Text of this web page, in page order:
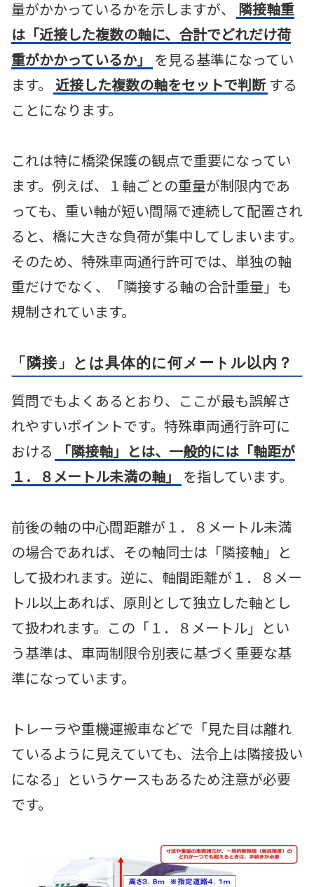
量がかかっているかを示しますが、
隣接軸重
は「近接した複数の軸に、合計でどれだけ荷
重がかかっているか」
を見る基準になってい
ます。
近接した複数の軸をセットで判断 する
ことになります。
これは特に橋梁保護の観点で重要になってい
ます。例えば、１軸ごとの重量が制限内であ
っても、重い軸が短い間隔で連続して配置され
ると、橋に大きな負荷が集中してしまいます。
そのため、特殊車両通行許可では、単独の軸
重だけでなく、「隣接する軸の合計重量」も
規制されています。
「隣接」とは具体的に何メートル以内？
質問でもよくあるとおり、ここが最も誤解さ
れやすいポイントです。特殊車両通行許可に
おける
「隣接軸」とは、一般的には「軸距が
１．８メートル未満の軸」
を指しています。
前後の軸の中心間距離が１．８メートル未満
の場合であれば、その軸同士は「隣接軸」と
して扱われます。逆に、軸間距離が１．８メー
トル以上あれば、原則として独立した軸とし
て扱われます。この「１．８メートル」とい
う基準は、車両制限令別表に基づく重要な基
準になっています。
トレーラや重機運搬車などで「見た目は離れ
ているように見えていても、法令上は隣接扱い
になる」というケースもあるため注意が必要
です。